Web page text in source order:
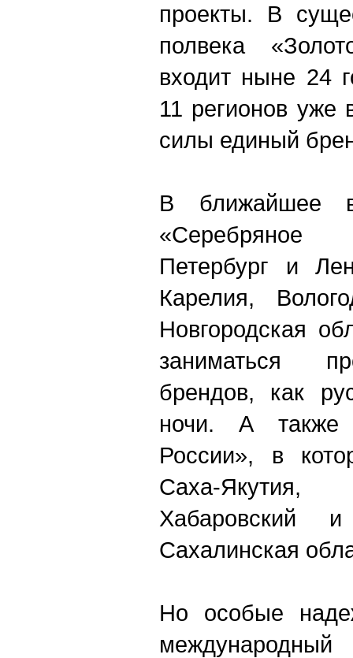
проекты. В
полвека
входит ныне 24
11 регионов уже
силы единый
В ближайшее
Петербург и
Карелия,
Новгородская
заниматься
брендов, как
ночи. А также
России», в
Саха-
Хабаровский
Сахалинская
Но особые